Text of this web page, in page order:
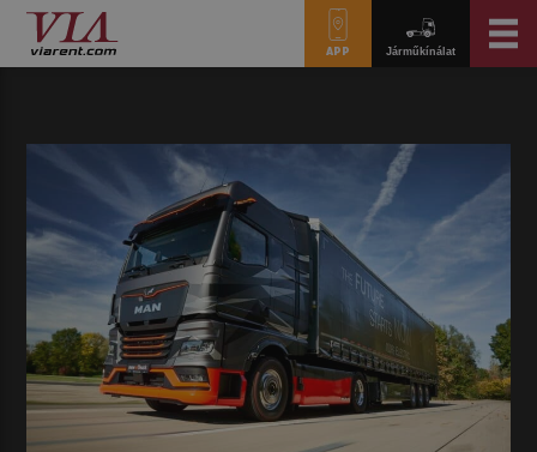
APP Járműkínálat